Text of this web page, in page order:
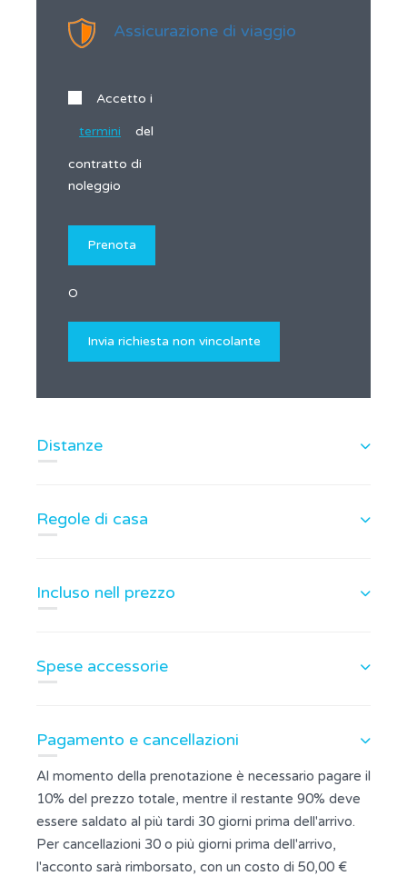
Assicurazione di viaggio
Accetto i
termini del
contratto di
noleggio
O
Distanze
Regole di casa
Incluso nell prezzo
Spese accessorie
Pagamento e cancellazioni
Al momento della prenotazione è necessario pagare il
10% del prezzo totale, mentre il restante 90% deve
essere saldato al più tardi 30 giorni prima dell'arrivo.
Per cancellazioni 30 o più giorni prima dell'arrivo,
l'acconto sarà rimborsato, con un costo di 50,00 €